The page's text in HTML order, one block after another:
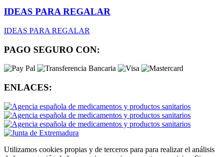
IDEAS PARA REGALAR
IDEAS PARA REGALAR
PAGO SEGURO CON:
ENLACES:
Utilizamos cookies propias y de terceros para para realizar el análisis